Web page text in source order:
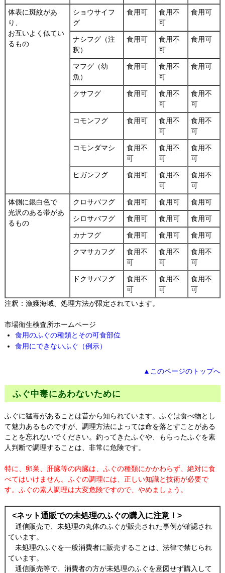
体表に斑紋があ
り、
お互いよく似てい
るもの
ショウサイフ
グ
食用可
食用不
可
食用可
ナシフグ（注
釈）
食用可
食用不
可
食用可
マフグ（幼
魚）
食用可
食用不
可
食用可
クサフグ 食用可
食用不
可
食用不
可
コモンフグ 食用可
食用不
可
食用不
可
コモンダマシ
食用不
可
食用不
可
食用不
可
ヒガンフグ 食用可
食用不
可
食用不
可
体側に銀白色で
光沢のある帯があ
るもの
クロサバフグ 食用可 食用可 食用可
シロサバフグ 食用可 食用可 食用可
カナフグ 食用可 食用可 食用可
クマサカフグ
食用不
可
食用不
可
食用不
可
ドクサバフグ
食用不
可
食用不
可
食用不
可
注釈：漁獲海域、処理方法が限定されています。
市場衛生検査所ホームページ
食用のふぐの種類とその可食部位
食用にできないふぐ（例示）
▲このページのトップへ
ふぐ中毒にあわないために
ふぐに猛毒があることは昔から知られています。ふぐは食べ物とし
て魅力あるものですが、調理方法によっては命を落とすことがある
ことを忘れないでください。釣ってきたふぐや、もらったふぐを素
人判断で調理することは、非常に危険です。
特に、卵巣、肝臓等の内臓は、ふぐの種類にかかわらず、絶対に食
べてはいけません。ふぐの調理には、正しい知識と技術が必要で
す。ふぐの素人調理は大変危険ですので、やめましょう。
<ネット通販での未処理のふぐの購入に注意！>
通信販売で、未処理の丸体のふぐが販売された事例が確認され
ています。
未処理のふぐを一般消費者に販売することは、法律で禁じられ
ています。
通信販売等で、消費者の方が未処理のふぐを意図せず購入して